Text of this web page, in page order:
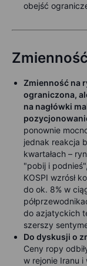
obejść
Zmienność
Zmienność na
ograniczona,
na nagłówki
ponownie
jednak reakcja
kwartałach –
"pobij i
KOSPI wzrósł
do ok. 8% w
do azjatyckich
szerszy
Do dyskusji o
Ceny ropy
w rejonie Iranu i